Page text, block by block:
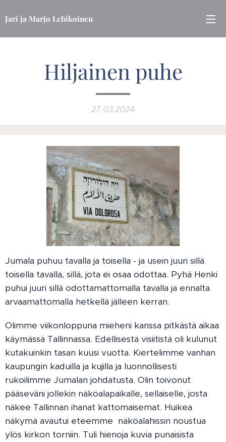
Jari ja Marjo Lehikoinen
Hiljainen puhe
27.03.2024
Jumala puhuu tavalla ja toisella - ja usein juuri sillä
toisella tavalla, sillä, jota ei osaa odottaa. Pyhä Henki
puhui juuri sillä odottamattomalla tavalla ja ennalta
arvaamattomalla hetkellä jälleen kerran.
Olimme viikonloppuna mieheni kanssa pitkästä aikaa
käymässä Tallinnassa. Edellisestä visiitistä oli kulunut
kutakuinkin tasan kuusi vuotta. Kiertelimme vanhan
kaupungin kaduilla ja kujilla ja luonnollisesti
rukoilimme Jumalan johdatusta. Olin toivonut
pääseväni jollekin näköalapaikalle, sellaiselle, josta
näkee Tallinnan ihanat kattomaisemat. Huikea
näkymä avautui eteemme näköalahissin noustua
ylös kirkon torniin. Tuli hienoja kuvia punaisista